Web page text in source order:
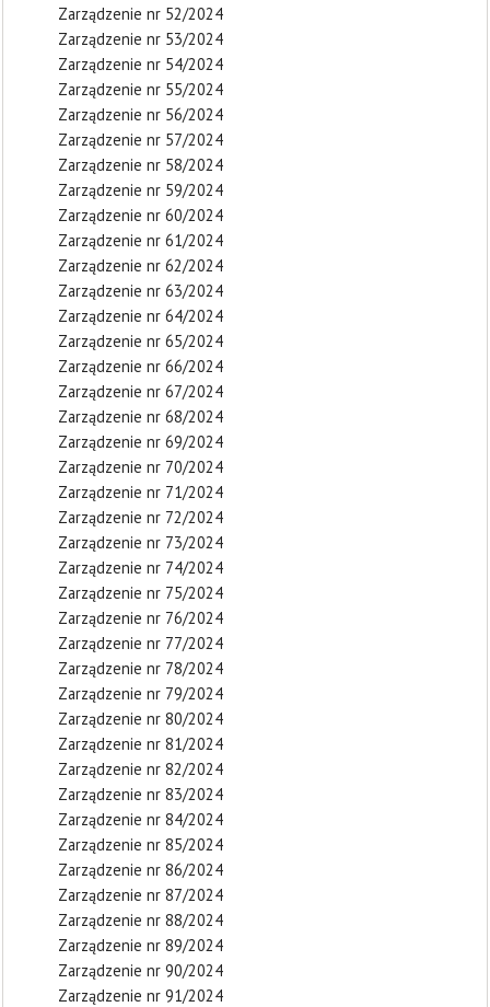
Zarządzenie nr 52/2024
Zarządzenie nr 53/2024
Zarządzenie nr 54/2024
Zarządzenie nr 55/2024
Zarządzenie nr 56/2024
Zarządzenie nr 57/2024
Zarządzenie nr 58/2024
Zarządzenie nr 59/2024
Zarządzenie nr 60/2024
Zarządzenie nr 61/2024
Zarządzenie nr 62/2024
Zarządzenie nr 63/2024
Zarządzenie nr 64/2024
Zarządzenie nr 65/2024
Zarządzenie nr 66/2024
Zarządzenie nr 67/2024
Zarządzenie nr 68/2024
Zarządzenie nr 69/2024
Zarządzenie nr 70/2024
Zarządzenie nr 71/2024
Zarządzenie nr 72/2024
Zarządzenie nr 73/2024
Zarządzenie nr 74/2024
Zarządzenie nr 75/2024
Zarządzenie nr 76/2024
Zarządzenie nr 77/2024
Zarządzenie nr 78/2024
Zarządzenie nr 79/2024
Zarządzenie nr 80/2024
Zarządzenie nr 81/2024
Zarządzenie nr 82/2024
Zarządzenie nr 83/2024
Zarządzenie nr 84/2024
Zarządzenie nr 85/2024
Zarządzenie nr 86/2024
Zarządzenie nr 87/2024
Zarządzenie nr 88/2024
Zarządzenie nr 89/2024
Zarządzenie nr 90/2024
Zarządzenie nr 91/2024